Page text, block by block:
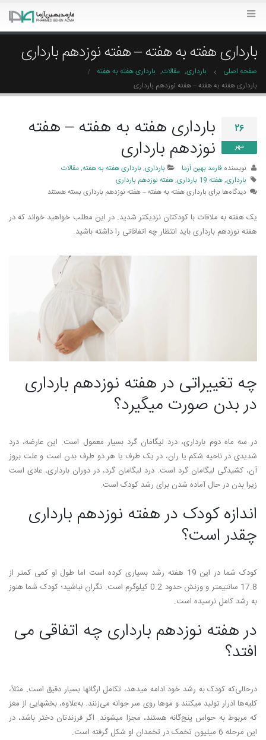
بارداری هفته به هفته – هفته نوزدهم بارداری
صفحه اصلی بارداری, مقالات, بارداری هفته به هفته
بارداری هفته به هفته – هفته نوزدهم بارداری
۲۶
مهر
بارداری هفته به هفته – هفته
نوزدهم بارداری
نویسنده فارمد بهین آزما بارداری, بارداری هفته به هفته,مقالات
بارداری,هفته 19 بارداری ,هفته نوزدهم بارداری
دیدگاه‌ها برای بارداری هفته به هفته – هفته نوزدهم بارداریبسته هستند
یک هفته به ملاقات با کودکتان نزدیک­تر شدید. در این مطلب خواهید خواند که در
هفته نوزدهم بارداری باید انتظار چه اتفاقاتی را داشته باشید.
چه تغییراتی در هفته نوزدهم بارداری
در بدن صورت می­گیرد؟
در سه ماه دوم بارداری، درد لیگامان گرد بسیار معمول است. این عارضه، درد
شدیدی در ناحیه شکم یا ران، در یک طرف یا هر دو طرف بدن است و علت بروز
آن، کشیدگی لیگامان گرد است. درد لیگامان گرد، در دوران بارداری، عادی است
زیرا بدن در حال آماده شدن برای رشد کودک است.
اندازه کودک در هفته نوزدهم بارداری
چقدر است؟
کودک شما در این 19 هفته رشد بسیاری کرده است اما طول او کمی کمتر از
17.8 سانتی­متر و وزنش حدود 0.2 کیلوگرم است. نگران نباشید؛ کودک شما هنوز
به رشد کامل نرسیده است.
در هفته نوزدهم بارداری چه اتفاقی می­‌
افتد؟
درحالی‌که کودک به رشد خود ادامه می­دهد، تکامل ارگان­ها بسیار دقیق است. مثلاً،
کلیه­‌ها ادرار تولید می­کنند و موها روی سر جوانه می‌زنند. به‌علاوه، بخش­هایی از مغز
که مربوط به حواس پنج‌گانه هستند، مجزا می­شوند. اگر فرزندتان دختر باشد، در
این مرحله 6 میلیون تخمک در تخمدان او شکل گرفته است.